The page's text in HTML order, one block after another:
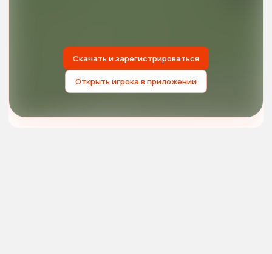
Скачать и зарегистрироваться
Открыть игрока в приложении